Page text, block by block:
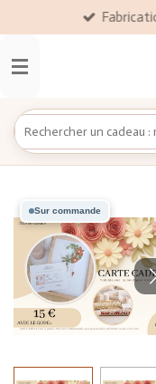
au
contenu
principal
Sur commande